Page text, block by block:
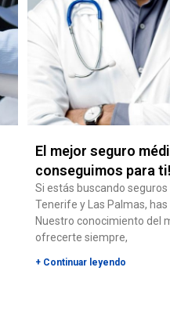
El mejor seguro
conseguimos para ti!
Si estás buscando
Tenerife y Las Palmas,
Nuestro conocimiento del
ofrecerte siempre,
+ Continuar leyendo